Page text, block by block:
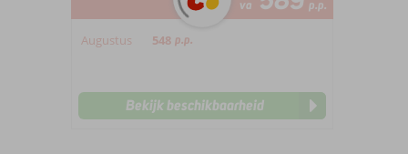
va p.p.
Augustus 548 p.p.
Bekijk beschikbaarheid